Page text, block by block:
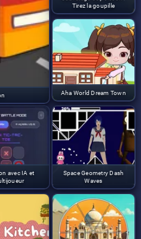
Tirez la goupille
Aha World Dream Town
avec IA et
Space Geometry Dash
Waves